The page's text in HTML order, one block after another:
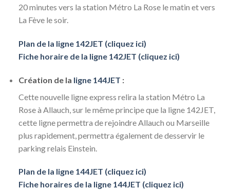
20 minutes vers la station Métro La Rose le matin et vers
La Fève le soir.
Plan de la ligne 142JET (cliquez ici)
Fiche horaire de la ligne 142JET (cliquez ici)
Création de la ligne 144JET :
Cette nouvelle ligne express relira la station Métro La
Rose à Allauch, sur le même principe que la ligne 142JET,
cette ligne permettra de rejoindre Allauch ou Marseille
plus rapidement, permettra également de desservir le
parking relais Einstein.
Plan de la ligne 144JET (cliquez ici)
Fiche horaires de la ligne 144JET (cliquez ici)